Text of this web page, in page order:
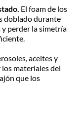
El foam de los
doblado durante
y perder la simetría
aceites y
materiales del
que los